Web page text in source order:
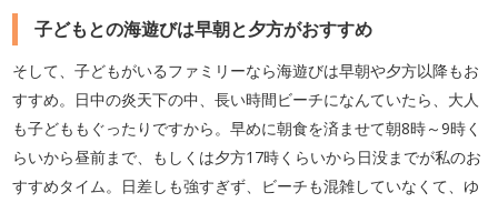
子どもとの海遊びは早朝と夕方がおすすめ
そして、子どもがいるファミリーなら海遊びは早朝や夕方以降もお
すすめ。日中の炎天下の中、長い時間ビーチになんていたら、大人
も子どももぐったりですから。早めに朝食を済ませて朝8時～9時く
らいから昼前まで、もしくは夕方17時くらいから日没までが私のお
すすめタイム。日差しも強すぎず、ビーチも混雑していなくて、ゆ